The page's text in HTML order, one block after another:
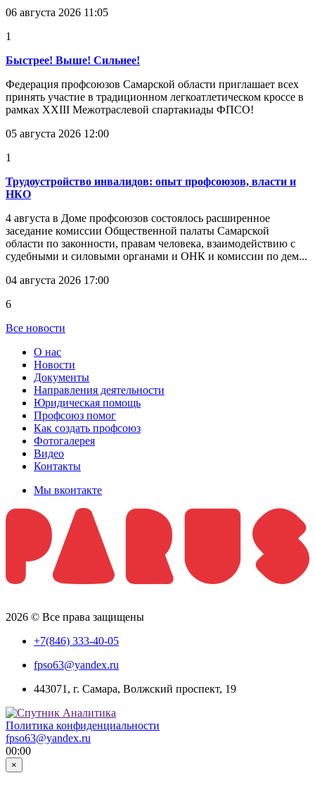
06 августа 2026 11:05
1
Быстрее! Выше! Сильнее!
Федерация профсоюзов Самарской области приглашает всех
принять участие в традиционном легкоатлетическом кроссе в
рамках XXIII Межотраслевой спартакиады ФПСО!
05 августа 2026 12:00
1
Трудоустройство инвалидов: опыт профсоюзов, власти и
НКО
4 августа в Доме профсоюзов состоялось расширенное
заседание комиссии Общественной палаты Самарской
области по законности, правам человека, взаимодействию с
судебными и силовыми органами и ОНК и комиссии по дем...
04 августа 2026 17:00
6
Все новости
О нас
Новости
Документы
Направления деятельности
Юридическая помощь
Профсоюз помог
Как создать профсоюз
Фотогалерея
Видео
Контакты
Мы вконтакте
2026 © Все права защищены
+7(846) 333-40-05
fpso63@yandex.ru
443071, г. Самара, Волжский проспект, 19
Политика конфиденциальности
fpso63@yandex.ru
00:00
×